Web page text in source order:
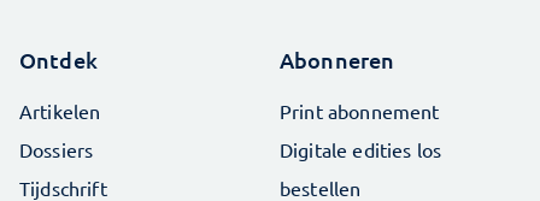
Ontdek
Artikelen
Dossiers
Tijdschrift
Abonneren
Print abonnement
Digitale edities los
bestellen